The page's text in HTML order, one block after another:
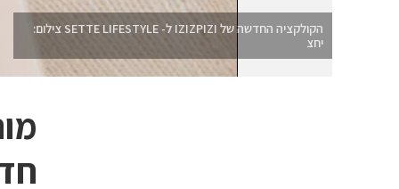
הקולקציה החדשה של IZIZPIZI ל- SETTE LIFESTYLE צילום:
יחצ